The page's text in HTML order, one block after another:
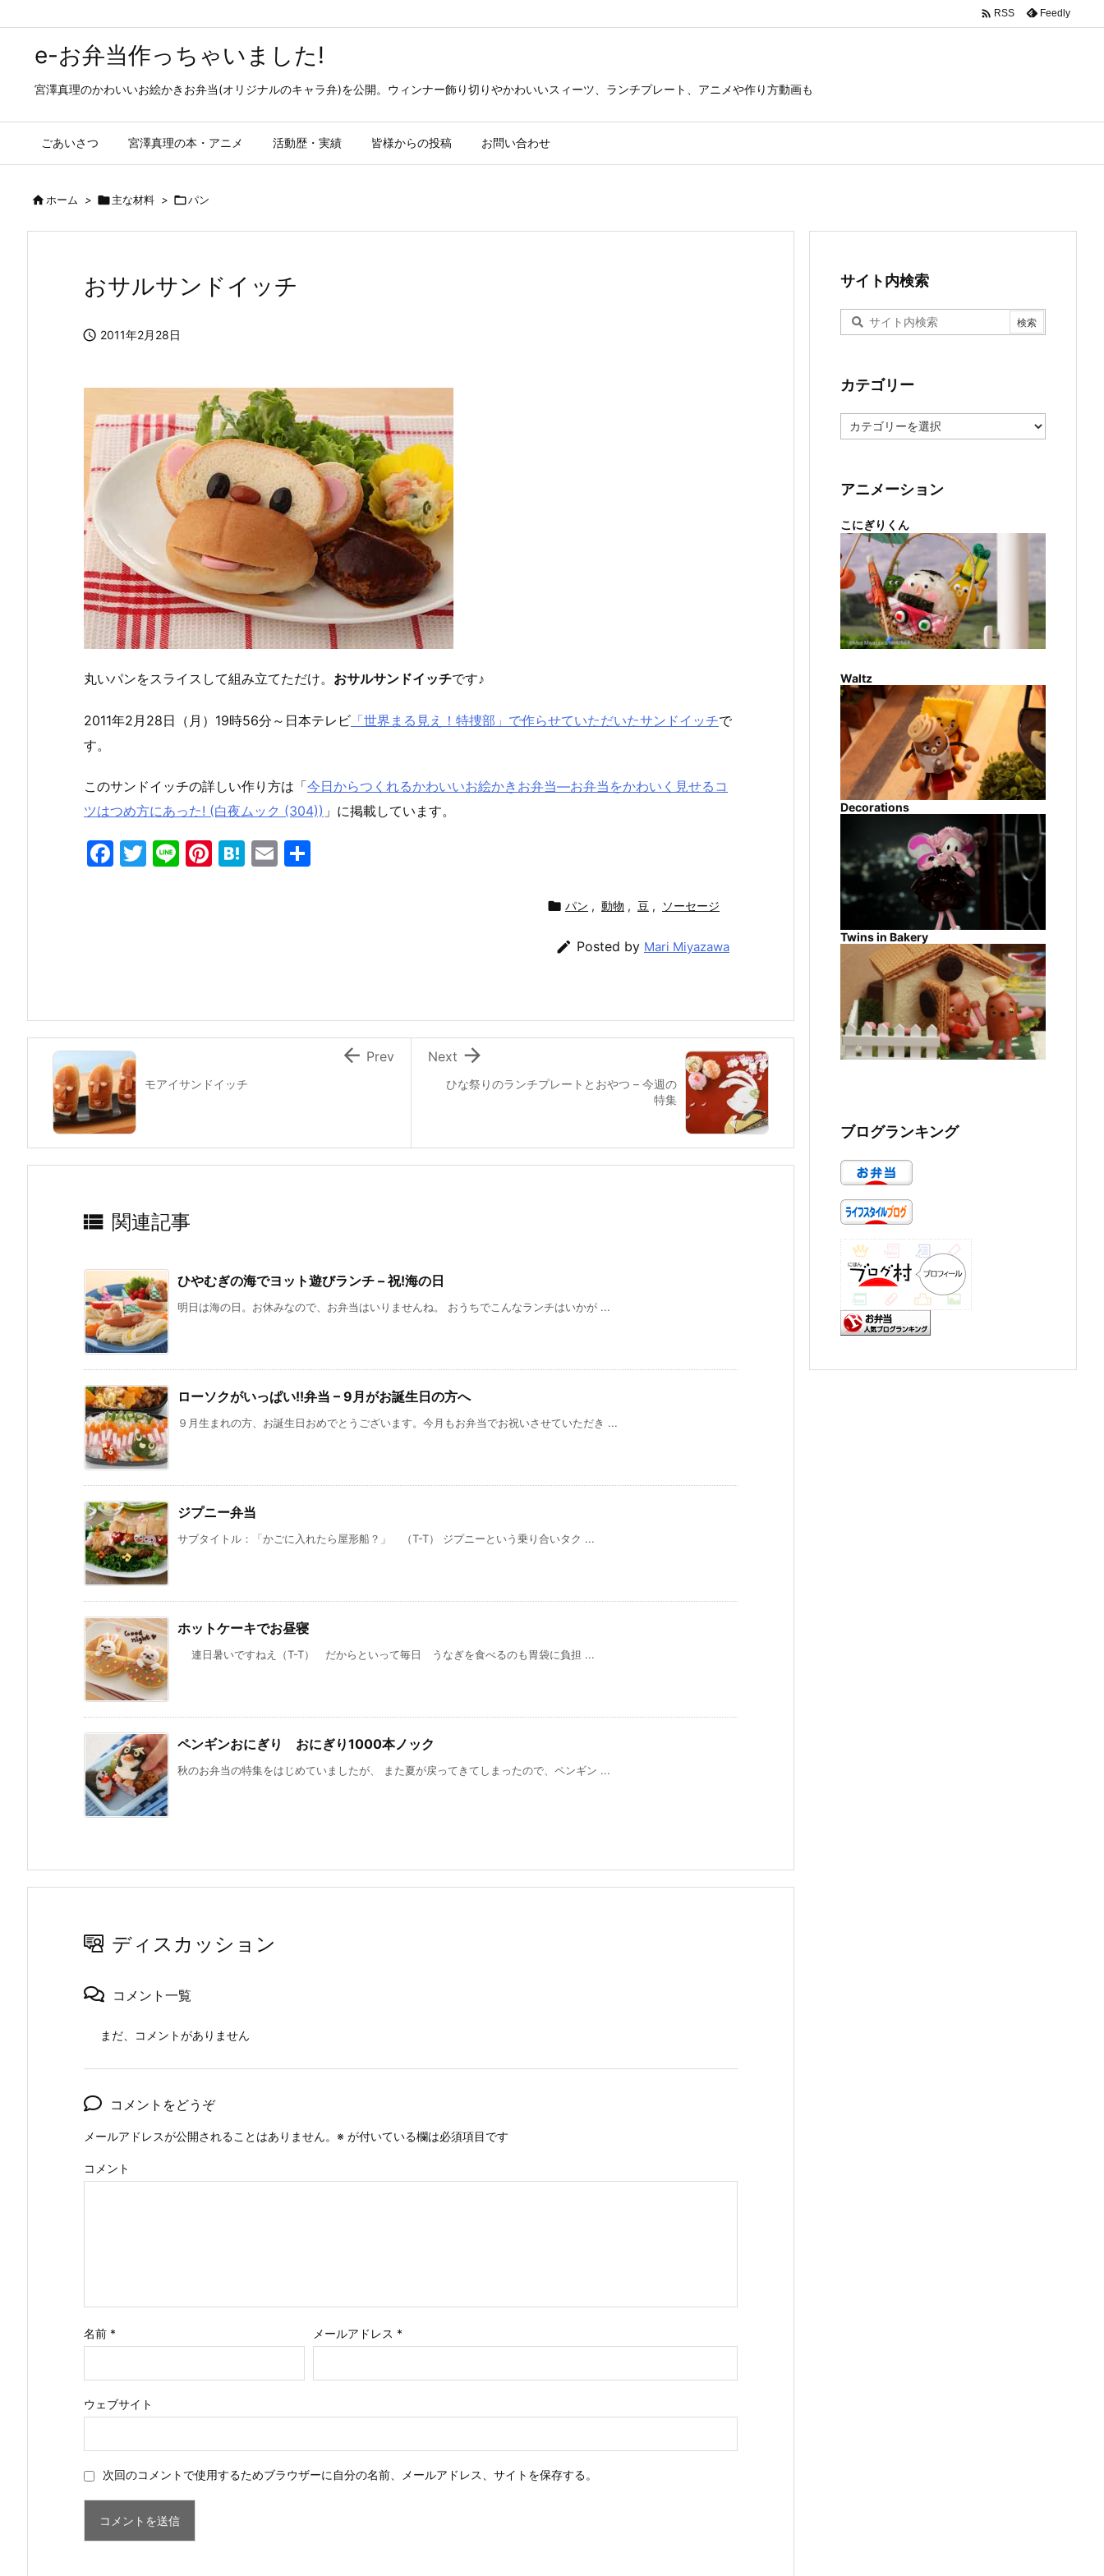
e-お弁当作っちゃいました!
宮澤真理のかわいいお絵かきお弁当(オリジナルのキャラ弁)を公開。ウィンナー飾り切りやかわいいスィーツ、ランチプレート、アニメや作り方動画も
ごあいさつ 宮澤真理の本・アニメ 活動歴・実績 皆様からの投稿 お問い合わせ
 RSS Feedly
ホーム > 主な材料 > パン
おサルサンドイッチ
 2011年2月28日
丸いパンをスライスして組み立てただけ。 おサルサンドイッチです♪
2011年2月28日（月）19時56分～日本テレビ 「世界まる見え！特捜部」で作らせていただいたサンドイッチで
す。
このサンドイッチの詳しい作り方は「今日からつくれるかわいいお絵かきお弁当―お弁当をかわいく見せるコ
ツはつめ方にあった! (白夜ムック (304)) 」に掲載しています。
F
k
T
Li Pi H
E
 パン , 動物 , 豆 , ソーセージ
 Posted by Mari Miyazawa
ひな祭りのランチプレートとおやつ – 今週の
特集

Next
モアイサンドイッチ
 Prev
 関連記事
ひやむぎの海でヨット遊びランチ – 祝!海の日
明日は海の日。お休みなので、お弁当はいりませんね。 おうちでこんなランチはいかが ...
ローソクがいっぱい!!弁当 – 9月がお誕生日の方へ
９月生まれの方、お誕生日おめでとうございます。今月もお弁当でお祝いさせていただき ...
ジプニー弁当
サブタイトル：「かごに入れたら屋形船？」 （T-T） ジプニーという乗り合いタク ...
ホットケーキでお昼寝
連日暑いですねえ（T-T） だからといって毎日 うなぎを食べるのも胃袋に負担 ...
ペンギンおにぎり おにぎり1000本ノック
秋のお弁当の特集をはじめていましたが、 また夏が戻ってきてしまったので、ペンギン ...
ディスカッション
コメント一覧
まだ、コメントがありません
コメントをどうぞ
メールアドレスが公開されることはありません。 ※ が付いている欄は必須項目です
コメント
名前 * メールアドレス *
ウェブサイト
次回のコメントで使用するためブラウザーに自分の名前、メールアドレス、サイトを保存する。
サイト内検索
カテゴリー
テ
ー
アニメーション
こにぎりくん
Waltz
Decorations
Twins in Bakery
ブログランキング